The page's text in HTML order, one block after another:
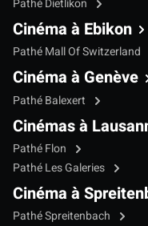
Pathé Dietlikon
Cinéma à Ebikon
Pathé Mall Of Switzerland
Cinéma à Genève
Pathé Balexert
Cinémas à
Pathé Flon
Pathé Les Galeries
Cinéma à
Pathé Spreitenbach